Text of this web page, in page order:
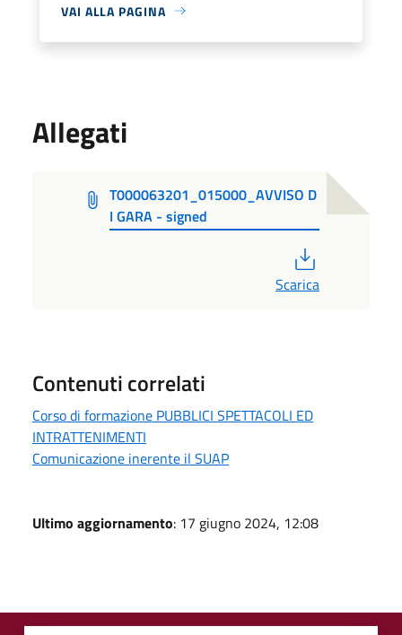
VAI ALLA PAGINA
Allegati
T000063201_015000_AVVISO D
I GARA - signed
Scarica
Contenuti correlati
Corso di formazione PUBBLICI SPETTACOLI ED
INTRATTENIMENTI
Comunicazione inerente il SUAP
Ultimo aggiornamento: 17 giugno 2024, 12:08